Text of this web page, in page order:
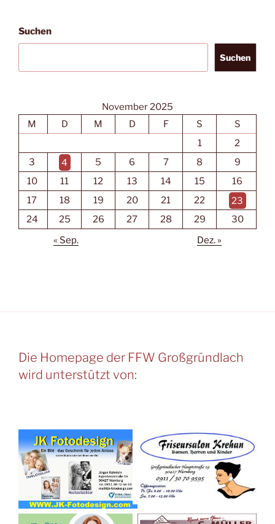
Suchen
Suchen
November 2025
M
D M D F S
S
1
2
3
4 5 6 7 8
9
10
11 12 13 14 15
16
17
18 19 20 21 22
23
24
25 26 27 28 29
30
« Sep.
Dez. »
Die Homepage der FFW Großgründlach
wird unterstützt von: